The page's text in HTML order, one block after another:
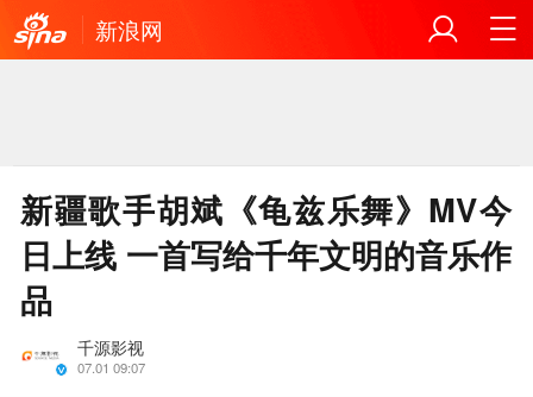
新浪网
新疆歌手胡斌《龟兹乐舞》MV今
日上线 一首写给千年文明的音乐作
品
千源影视
07.01 09:07